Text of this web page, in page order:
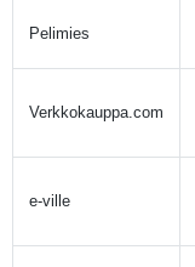
Pelimies
Verkkokauppa.com
e-ville